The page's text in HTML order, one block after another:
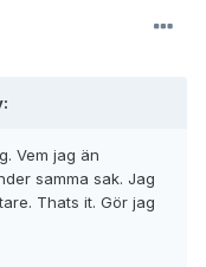
Vem jag än
samma sak. Jag
Thats it. Gör jag